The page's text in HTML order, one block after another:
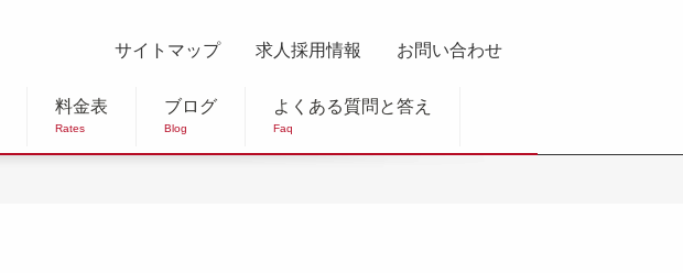
サイトマップ 求人採用情報 お問い合わせ
料金表
Rates
ブログ
Blog
よくある質問と答え
Faq